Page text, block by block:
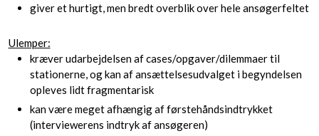
giver et hurtigt, men bredt overblik over hele ansøgerfeltet
Ulemper:
​kræver udarbejdelsen af cases/opgaver/dilemmaer til
stationerne, og kan af ansættelsesudvalget i begyndelsen
opleves lidt fragmentarisk
kan være meget afhængig af førstehåndsindtrykket
(interviewerens indtryk af ansøgeren)